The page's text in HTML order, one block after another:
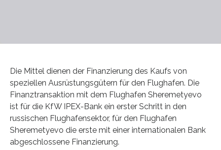
Die Mittel dienen der Finanzierung des Kaufs von
speziellen Ausrüstungsgütern für den Flughafen. Die
Finanztransaktion mit dem Flughafen Sheremetyevo
ist für die KfW IPEX-Bank ein erster Schritt in den
russischen Flughafensektor, für den Flughafen
Sheremetyevo die erste mit einer internationalen Bank
abgeschlossene Finanzierung.